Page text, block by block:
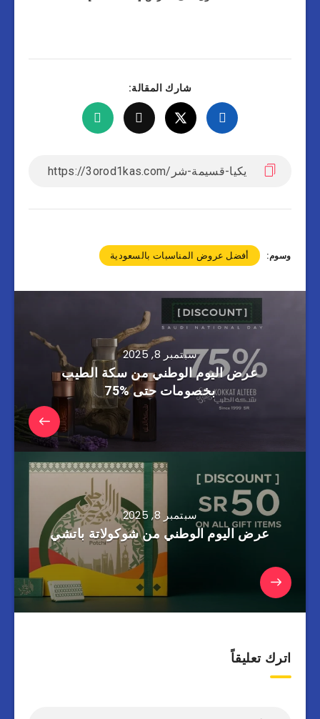
شارك المقالة:
وسوم: أفضل عروض المناسبات بالسعودية
سبتمبر 8, 2025
عرض اليوم الوطني من سكة الطيب
بخصومات حتى %75
سبتمبر 8, 2025
عرض اليوم الوطني من شوكولاتة باتشي
اترك تعليقاً